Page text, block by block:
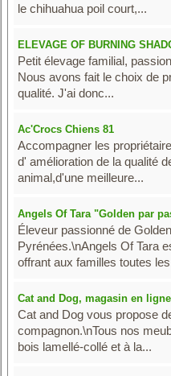
le chihuahua poil court,...
ELEVAGE OF BURNING
Petit élevage familial,
Nous avons fait le choix de
qualité. J'ai donc...
Ac'Crocs Chiens 81
Accompagner les
d' amélioration de la qualité
animal,d'une meilleure...
Angels Of Tara "Golden par
Éleveur passionné de
Pyrénées.\nAngels Of Tara
offrant aux familles toutes
Cat and Dog, magasin en
Cat and Dog vous propose
compagnon.\nTous nos
bois lamellé-collé et à la...